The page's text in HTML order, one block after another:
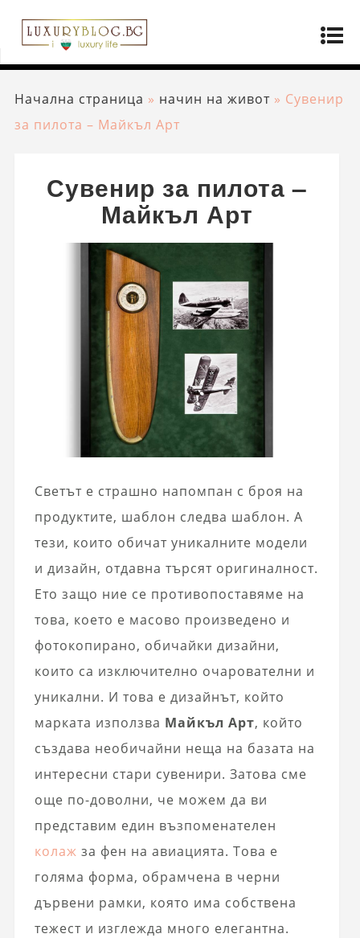
Начална страница » начин на живот» Сувенир
за пилота – Майкъл Арт
Сувенир за пилота –
Майкъл Арт
Светът е страшно напомпан с броя на
продуктите, шаблон следва шаблон. А
тези, които обичат уникалните модели
и дизайн, отдавна търсят оригиналност.
Ето защо ние се противопоставяме на
това, което е масово произведено и
фотокопирано, обичайки дизайни,
които са изключително очарователни и
уникални. И това е дизайнът, който
марката използва Майкъл Арт, който
създава необичайни неща на базата на
интересни стари сувенири. Затова сме
още по-доволни, че можем да ви
представим един възпоменателен
колаж за фен на авиацията. Това е
голяма форма, обрамчена в черни
дървени рамки, която има собствена
тежест и изглежда много елегантна.